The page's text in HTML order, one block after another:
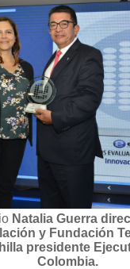
Natalia Guerra
y Fundación
presidente
Colombia.